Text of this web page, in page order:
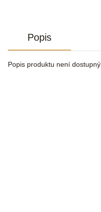
Popis
Popis produktu není dostupný